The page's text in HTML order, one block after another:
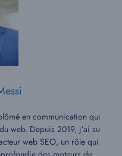
en communication qui
web. Depuis 2019, j’ai su
web SEO, un rôle qui